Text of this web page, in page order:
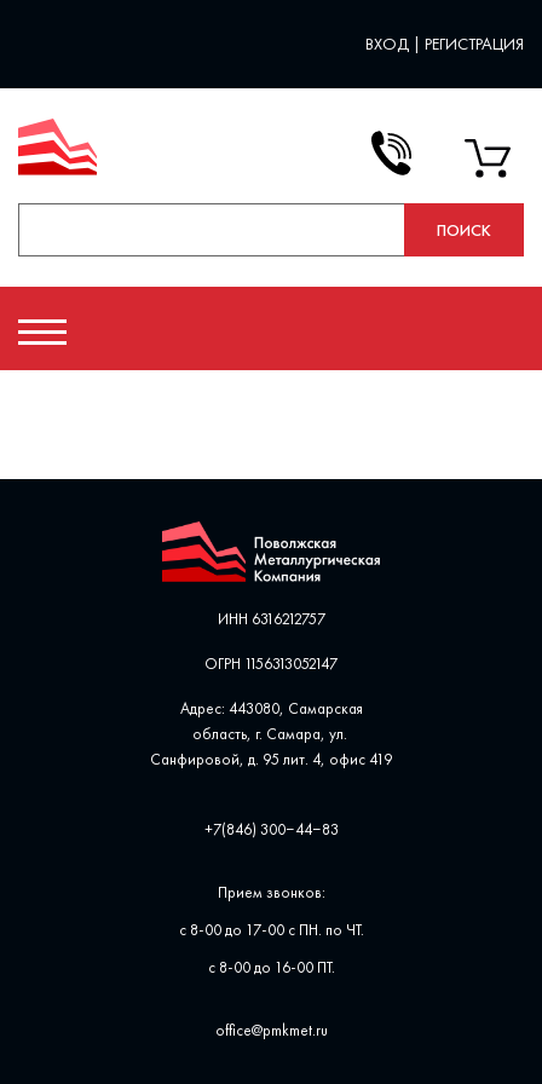
ВХОД | РЕГИСТРАЦИЯ
ИНН 6316212757
ОГРН 1156313052147
Адрес: 443080, Самарская
область, г. Самара, ул. ​
Санфировой, д. 95 лит. 4, офис ​419
+7(846) 300‒44‒83
Прием звонков:
с 8-00 до 17-00 с ПН. по ЧТ.
с 8-00 до 16-00 ПТ.
office@pmkmet.ru